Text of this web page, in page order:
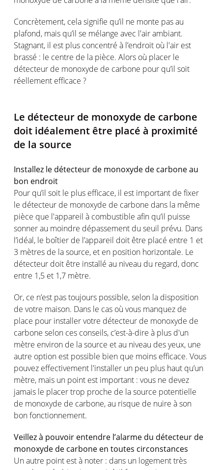
Concrètement, cela signifie qu’il ne monte pas au
plafond, mais qu’il se mélange avec l'air ambiant.
Stagnant, il est plus concentré à l’endroit où l'air est
brassé : le centre de la pièce. Alors où placer le
détecteur de monoxyde de carbone pour qu’il soit
réellement efficace ?
Le détecteur de monoxyde de carbone
doit idéalement être placé à proximité
de la source
Installez le détecteur de monoxyde de carbone au
bon endroit
Pour qu’il soit le plus efficace, il est important de fixer
le détecteur de monoxyde de carbone dans la même
pièce que l'appareil à combustible afin qu’il puisse
sonner au moindre dépassement du seuil prévu. Dans
l’idéal, le boîtier de l’appareil doit être placé entre 1 et
3 mètres de la source, et en position horizontale. Le
détecteur doit être installé au niveau du regard, donc
entre 1,5 et 1,7 mètre.
Or, ce n’est pas toujours possible, selon la disposition
de votre maison. Dans le cas où vous manquez de
place pour installer votre détecteur de monoxyde de
carbone selon ces conseils, c’est-à-dire à plus d'un
mètre environ de la source et au niveau des yeux, une
autre option est possible bien que moins efficace. Vous
pouvez effectivement l'installer un peu plus haut qu’un
mètre, mais un point est important : vous ne devez
jamais le placer trop proche de la source potentielle
de monoxyde de carbone, au risque de nuire à son
bon fonctionnement.
Veillez à pouvoir entendre l’alarme du détecteur de
monoxyde de carbone en toutes circonstances
Un autre point est à noter : dans un logement très